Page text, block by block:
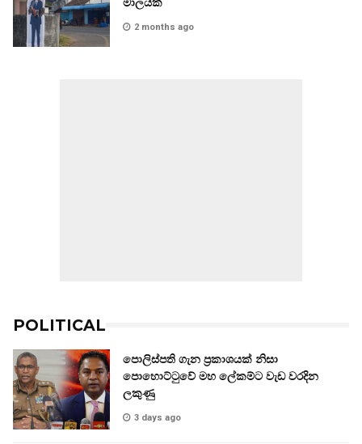
2 months ago
POLITICAL
පොලිස්පති ගැන ප්‍රකාශයක් නිසා
පොහොට්ටුවේ මහ ලේකම්ට වැඩ වරදින
ලකුණු
3 days ago